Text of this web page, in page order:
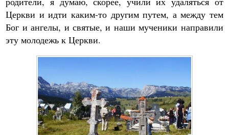
Церкви и идти каким-то другим путем, а между тем
Бог и ангелы, и святые, и наши мученики направили
эту молодежь к Церкви.